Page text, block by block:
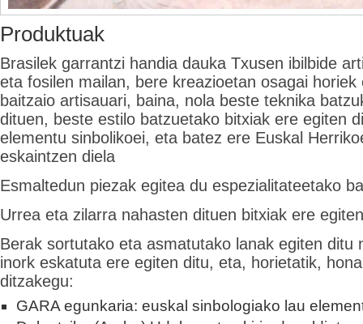
Produktuak
Brasilek garrantzi handia dauka Txusen ibilbide
eta fosilen mailan, bere kreazioetan osagai horiek
baitzaio artisauari, baina, nola beste teknika
dituen, beste estilo batzuetako bitxiak ere egiten
elementu sinbolikoei, eta batez ere Euskal
eskaintzen diela
Esmaltedun piezak egitea du espezialitateetako
Urrea eta zilarra nahasten dituen bitxiak ere
Berak sortutako eta asmatutako lanak egiten ditu
inork eskatuta ere egiten ditu, eta, horietatik,
ditzakegu:
GARA egunkaria: euskal sinbologiako lau